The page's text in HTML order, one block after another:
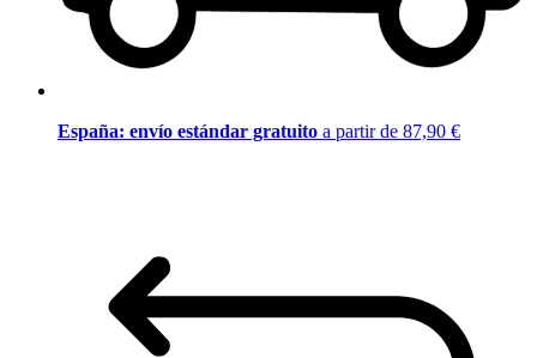
España: envío estándar gratuito a partir de 87,90 €